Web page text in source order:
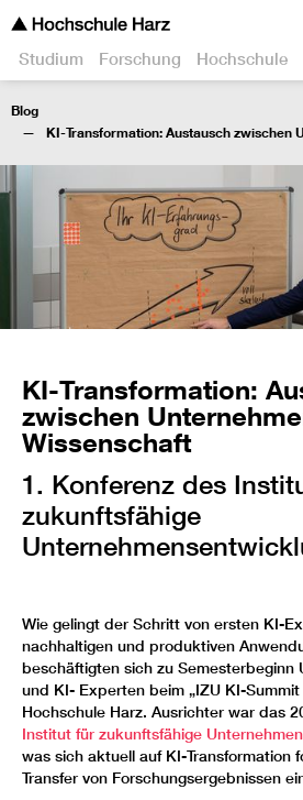
Studium Forschung Hochschule
Blog
KI-Transformation: Austausch zwischen
KI-Transformation:
zwischen
Wissenschaft
1. Konferenz des
zukunftsfähige
Wie gelingt der Schritt von ersten KI-
nachhaltigen und produktiven
beschäftigten sich zu Semesterbeginn
und KI- Experten beim „IZU KI-
Hochschule Harz. Ausrichter war das
Institut für zukunftsfähige
was sich aktuell auf KI-Transformation
Transfer von Forschungsergebnissen